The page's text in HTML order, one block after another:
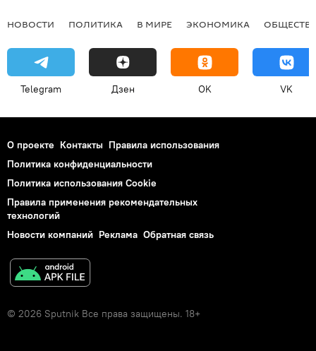
НОВОСТИ ПОЛИТИКА В МИРЕ ЭКОНОМИКА
Telegram Дзен OK VK
О проекте Контакты Правила использования
Политика конфиденциальности
Политика использования Cookie
Правила применения рекомендательных
технологий
Новости компаний Реклама Обратная связь
© 2026 Sputnik Все права защищены. 18+